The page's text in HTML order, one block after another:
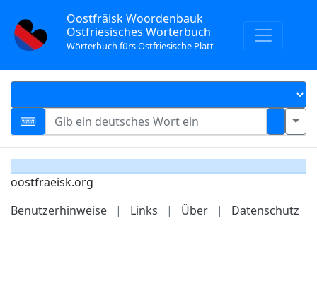
Oostfräisk Woordenbauk
Ostfriesisches Wörterbuch
Wörterbuch fürs Ostfriesische Platt
oostfraeisk.org
Benutzerhinweise
| Links | Über | Datenschutz